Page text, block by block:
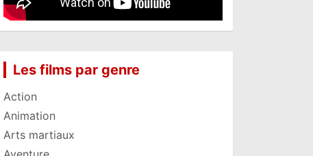
Les films par genre
Action
Animation
Arts martiaux